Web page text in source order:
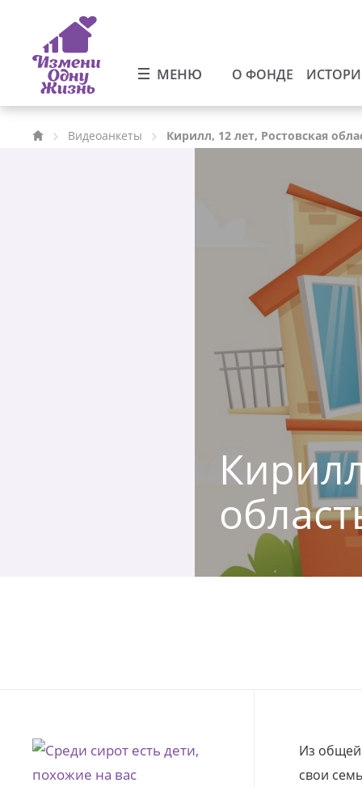
МЕНЮ О ФОНДЕ
Видеоанкеты Кирилл, 12 лет, Ростовская
Из общей
свои